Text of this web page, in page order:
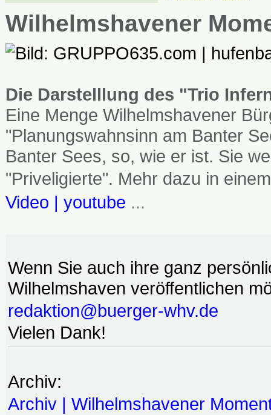
Wilhelmshavener
Die Darstelllung des "Trio
Eine Menge Wilhelmshavener
"Planungswahnsinn am Banter
Banter Sees, so, wie er ist. Sie
"Priveligierte". Mehr dazu in
Video | youtube ...
Wenn Sie auch ihre ganz
Wilhelmshaven veröffentlichen
redaktion@buerger-whv.de
Vielen Dank!
Archiv:
Archiv | Wilhelmshavener